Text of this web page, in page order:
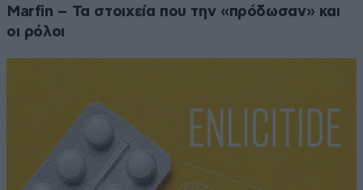
Marfin – Τα στοιχεία που την «πρόδωσαν» και
οι ρόλοι